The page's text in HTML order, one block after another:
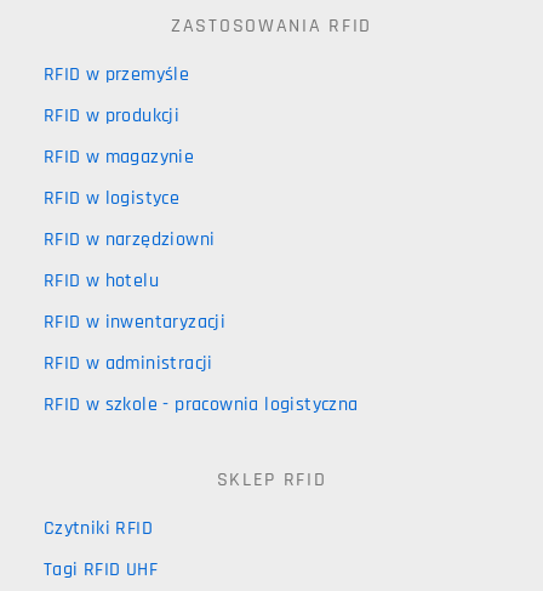
ZASTOSOWANIA RFID
RFID w przemyśle
RFID w produkcji
RFID w magazynie
RFID w logistyce
RFID w narzędziowni
RFID w hotelu
RFID w inwentaryzacji
RFID w administracji
RFID w szkole - pracownia logistyczna
SKLEP RFID
Czytniki RFID
Tagi RFID UHF